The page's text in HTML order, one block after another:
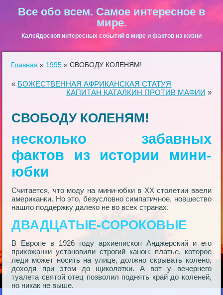
Все обо всем. Самое интересное в
мире.
Калейдоскоп интересных событий в мире и фактов из жизни
Главная » 1995 »СВОБОДУ КОЛЕНЯМ!
« БОЖЕСТВЕННАЯ АФРИКАНСКАЯ СТАТУЯ
КАПИТАН КАТАЛКИН ПРОТИВ МАФИИ »
СВОБОДУ КОЛЕНЯМ!
несколько забавных
фактов из истории мини-
юбки
Считается, что моду на мини-юбки в XX столетии ввели
американки. Но это, безусловно симпатичное, новшество
нашло поддержку далеко не во всех странах.
ДВАДЦАТЫЕ-СОРОКОВЫЕ
В Европе в 1926 году архиепископ Анджерский и его
прихожанки установили строгий канон: платье, которое
леди может носить на улице, должно скрывать колено,
доходя при этом до щиколотки. А вот у вечернего
туалета святой отец позволил поднять край до коленей,
но никак не выше.